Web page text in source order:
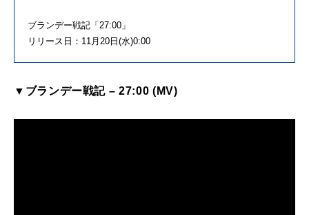
ブランデー戦記「27:00」
リリース日：11月20日(水)0:00
▼ブランデー戦記 – 27:00 (MV)